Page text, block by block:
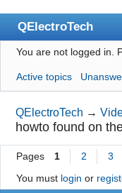
QElectroTech
Index
User list
Search
Register
Login
Site officiel
You are not logged in.
Active topics
QElectroTech →
howto found on
Pages 1 2 3
You must login or